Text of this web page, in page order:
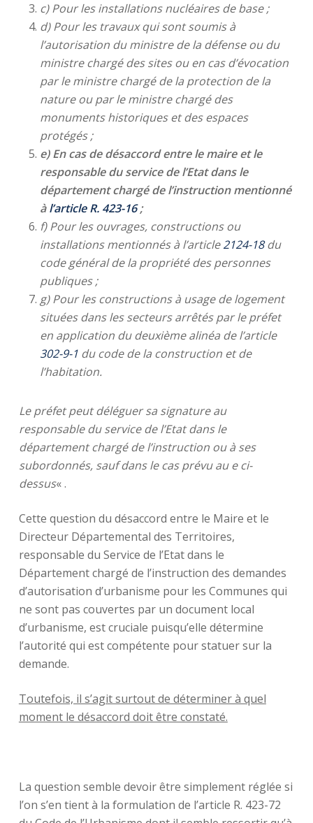
c) Pour les installations nucléaires de base ;
d) Pour les travaux qui sont soumis à
l’autorisation du ministre de la défense ou du
ministre chargé des sites ou en cas d’évocation
par le ministre chargé de la protection de la
nature ou par le ministre chargé des
monuments historiques et des espaces
protégés ;
e) En cas de désaccord entre le maire et le
responsable du service de l’Etat dans le
département chargé de l’instruction mentionné
àl’article R. 423-16;
f) Pour les ouvrages, constructions ou
installations mentionnés à l’article2124-18du
code général de la propriété des personnes
publiques ;
g) Pour les constructions à usage de logement
situées dans les secteurs arrêtés par le préfet
en application du deuxième alinéa de l’article
302-9-1du code de la construction et de
l’habitation.
Le préfet peut déléguer sa signature au
responsable du service de l’Etat dans le
département chargé de l’instruction ou à ses
subordonnés, sauf dans le cas prévu au e ci-
dessus« .
Cette question du désaccord entre le Maire et le
Directeur Départemental des Territoires,
responsable du Service de l’Etat dans le
Département chargé de l’instruction des demandes
d’autorisation d’urbanisme pour les Communes qui
ne sont pas couvertes par un document local
d’urbanisme, est cruciale puisqu’elle détermine
l’autorité qui est compétente pour statuer sur la
demande.
Toutefois, il s’agit surtout de déterminer à quel
moment le désaccord doit être constaté.
La question semble devoir être simplement réglée si
l’on s’en tient à la formulation de l’article R. 423-72